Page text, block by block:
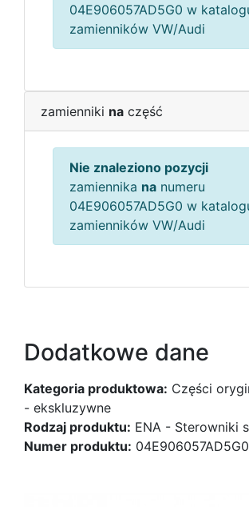
04E906057AD5G0 w
zamienników VW/Audi
zamienniki na część
Nie znaleziono pozycji
zamiennika na numeru
04E906057AD5G0 w
zamienników VW/Audi
Dodatkowe dane
Kategoria produktowa: Części
- ekskluzywne
Rodzaj produktu: ENA - Sterowniki
Numer produktu: 04E906057AD5G0